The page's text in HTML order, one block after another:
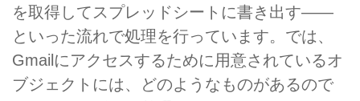
を取得してスプレッドシートに書き出す――
といった流れで処理を行っています。では、
Gmailにアクセスするために用意されているオ
ブジェクトには、どのようなものがあるので